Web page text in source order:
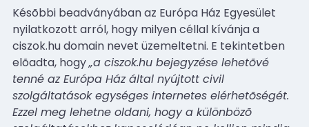
Késõbbi beadványában az Európa Ház Egyesület
nyilatkozott arról, hogy milyen céllal kívánja a
ciszok.hu domain nevet üzemeltetni. E tekintetben
elõadta, hogy„a ciszok.hu bejegyzése lehetõvé
tenné az Európa Ház által nyújtott civil
szolgáltatások egységes internetes elérhetõségét.
Ezzel meg lehetne oldani, hogy a különbözõ